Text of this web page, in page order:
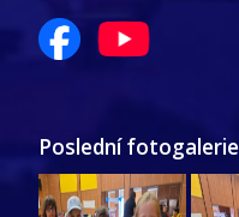
Poslední fotogalerie